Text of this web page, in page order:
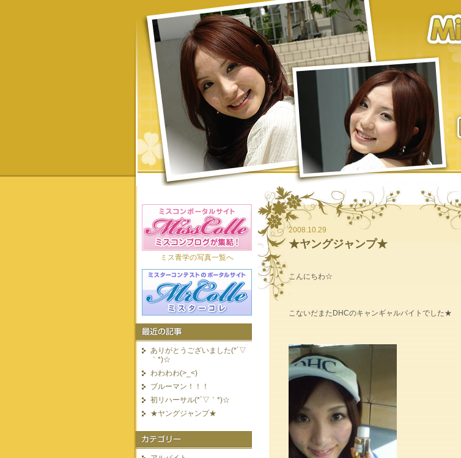
2008.10.29
★ヤングジャンプ★
こんにちわ☆
こないだまたDHCのキャンギャルバイトでした★
ミス青学の写真一覧へ
ありがとうございました(*´▽
｀*)☆
わわわわ(>_<)
ブルーマン！！！
初リハーサル(*´▽｀*)☆
★ヤングジャンプ★